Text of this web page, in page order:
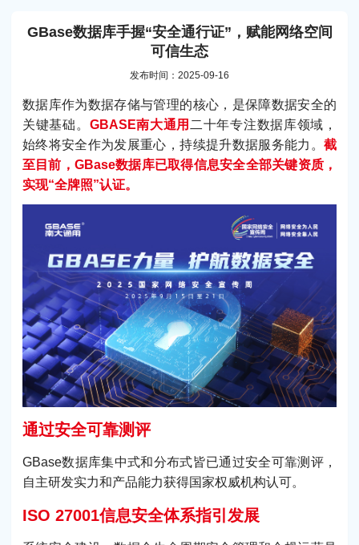
GBase数据库手握“安全通行证”，赋能网络空间
可信生态
发布时间：2025-09-16
数据库作为数据存储与管理的核心，是保障数据安全的
关键基础。 GBASE南大通用 二十年专注数据库领域，
始终将安全作为发展重心，持续提升数据服务能力。 截
至目前，GBase数据库已取得信息安全全部关键资质，
实现“全牌照”认证。
通过安全可靠测评
GBase数据库集中式和分布式皆已通过安全可靠测评，
自主研发实力和产品能力获得国家权威机构认可。
ISO 27001信息安全体系指引发展